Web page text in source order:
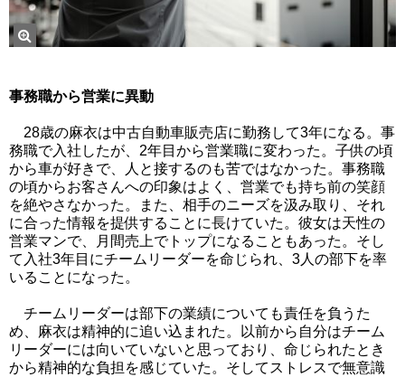
事務職から営業に異動
28歳の麻衣は中古自動車販売店に勤務して3年になる。事
務職で入社したが、2年目から営業職に変わった。子供の頃
から車が好きで、人と接するのも苦ではなかった。事務職
の頃からお客さんへの印象はよく、営業でも持ち前の笑顔
を絶やさなかった。また、相手のニーズを汲み取り、それ
に合った情報を提供することに長けていた。彼女は天性の
営業マンで、月間売上でトップになることもあった。そし
て入社3年目にチームリーダーを命じられ、3人の部下を率
いることになった。
チームリーダーは部下の業績についても責任を負うた
め、麻衣は精神的に追い込まれた。以前から自分はチーム
リーダーには向いていないと思っており、命じられたとき
から精神的な負担を感じていた。そしてストレスで無意識